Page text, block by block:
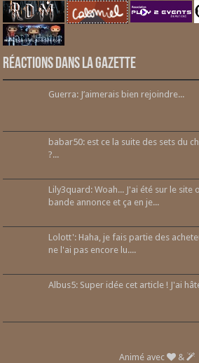
Réactions dans la gazette
Guerra: J’aimerais bien rejoindre...
babar50: est ce la suite des sets du
?...
Lily3quard: Woah... J'ai été sur le
bande annonce et ça en je...
Lolott': Haha, je fais partie des
ne l'ai pas encore lu....
Albus5: Super idée cet article ! J'ai
Animé avec &